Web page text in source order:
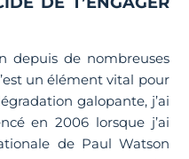
depuis de nombreuses
un élément vital pour
galopante, j’ai
en 2006 lorsque j’ai
de Paul Watson